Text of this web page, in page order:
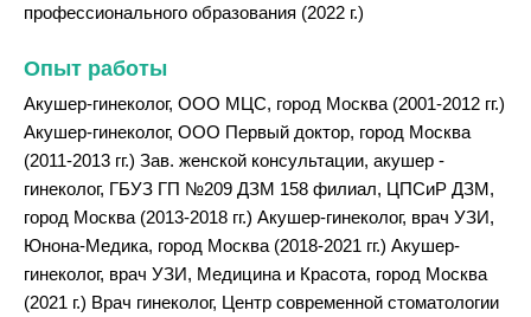
профессионального образования (2022 г.)
Опыт работы
Акушер-гинеколог, ООО МЦС, город Москва (2001-2012 гг.)
Акушер-гинеколог, ООО Первый доктор, город Москва
(2011-2013 гг.) Зав. женской консультации, акушер -
гинеколог, ГБУЗ ГП №209 ДЗМ 158 филиал, ЦПСиР ДЗМ,
город Москва (2013-2018 гг.) Акушер-гинеколог, врач УЗИ,
Юнона-Медика, город Москва (2018-2021 гг.) Акушер-
гинеколог, врач УЗИ, Медицина и Красота, город Москва
(2021 г.) Врач гинеколог, Центр современной стоматологии